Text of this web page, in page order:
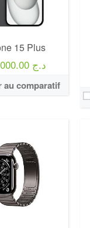
15 Plus
330,000.00 د.ج
au comparatif